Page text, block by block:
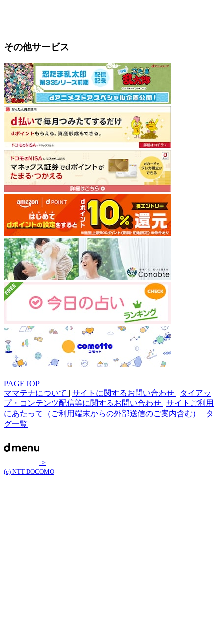
その他サービス
PAGETOP
ママテナについて | サイトに関するお問い合わせ | タイアッ
プ・コンテンツ配信等に関するお問い合わせ | サイトご利用
にあたって（ご利用端末からの外部送信のご案内含む） | タ
グ一覧
>
(c) NTT DOCOMO